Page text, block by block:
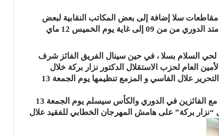
سلا إضافة إلى بعض المكاتب النقابية لبعض
القطاعات التابعة للاتحاد العام للشغالين بسلا ، و امتد الدوري من من 09 إلى غاية يوم الخميس 12 ماي
لحي السلام بسلا ، في حين سينال الفريق الفائز شرف
العام لحزب الاستقلال الدكتور نزار بركة خلال
المهرجان الخطابي لتخليد الذكرى 48 لوفاة زعيم التحرير علال الفاسي و المزمع تنظيمها يوم الجمعة 13
اختتم الدوري بفوز فرع لعيايدة واخد صور تذكارية مع الفائزين في الدوري والكأس سيسلم يوم الجمعة 13
“نزار بركة” على هامش المهرجان الخطابي للفقيد علال